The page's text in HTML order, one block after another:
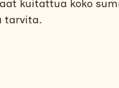
kuitattua koko
tarvita.